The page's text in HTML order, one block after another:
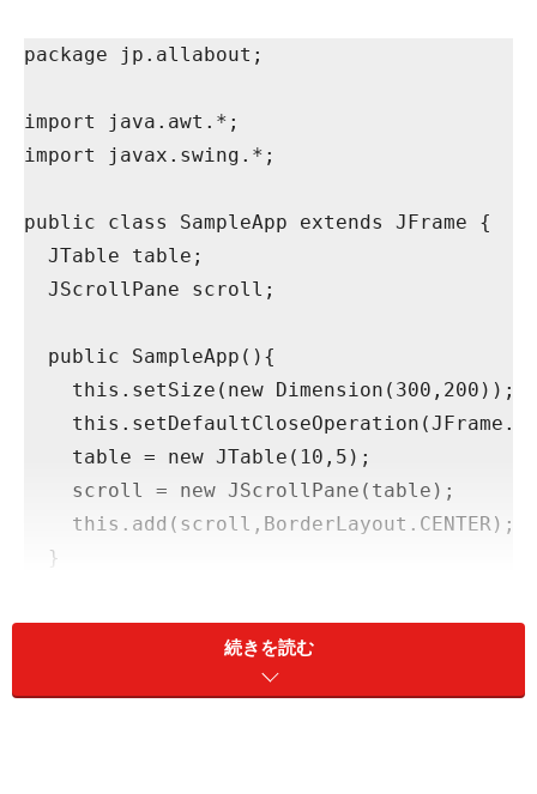
package jp.allabout;
import java.awt.*;
import javax.swing.*;
public class SampleApp extends JFrame {
JTable table;
JScrollPane scroll;
public SampleApp(){
this.setSize(new Dimension(300,200));
table = new JTable(10,5);
scroll = new JScrollPane(table);
this.add(scroll,BorderLayout.CENTER);
}
public static void main(String[] args) {
new SampleApp().setVisible(true);
}
続きを読む